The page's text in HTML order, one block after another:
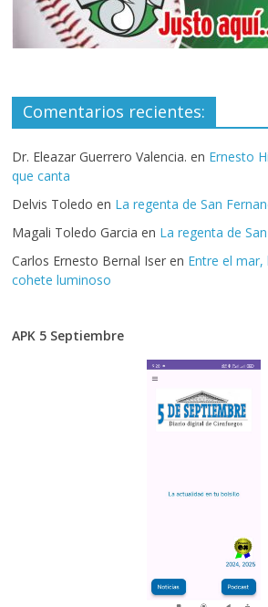
Comentarios recientes:
Dr. Eleazar Guerrero Valencia. en Ernesto
que canta
Delvis Toledo en La regenta de San
Magali Toledo Garcia en La regenta de
Carlos Ernesto Bernal Iser en Entre el
cohete luminoso
APK 5 Septiembre